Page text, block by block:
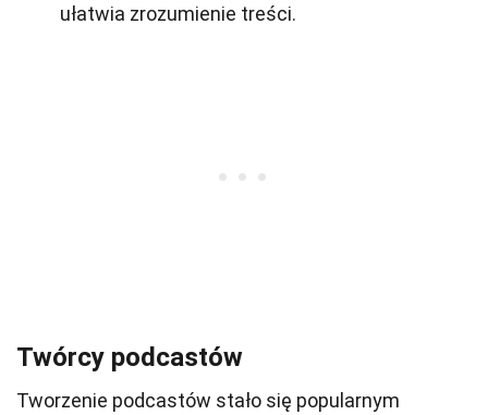
ułatwia zrozumienie treści.
Twórcy podcastów
Tworzenie podcastów stało się popularnym